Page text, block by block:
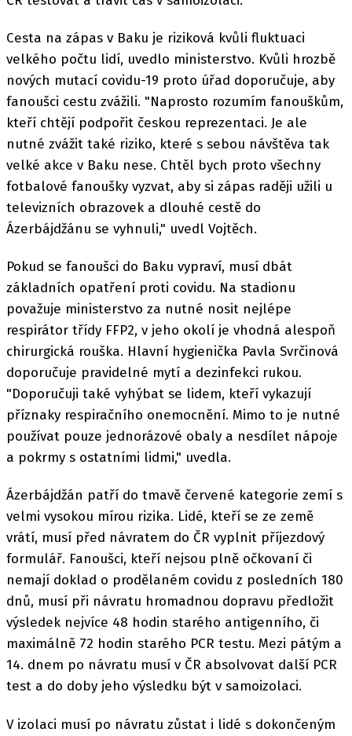
Cesta na zápas v Baku je riziková kvůli fluktuaci
velkého počtu lidí, uvedlo ministerstvo. Kvůli hrozbě
nových mutací covidu-19 proto úřad doporučuje, aby
fanoušci cestu zvážili. "Naprosto rozumím fanouškům,
kteří chtějí podpořit českou reprezentaci. Je ale
nutné zvážit také riziko, které s sebou návštěva tak
velké akce v Baku nese. Chtěl bych proto všechny
fotbalové fanoušky vyzvat, aby si zápas raději užili u
televizních obrazovek a dlouhé cestě do
Ázerbájdžánu se vyhnuli," uvedl Vojtěch.
Pokud se fanoušci do Baku vypraví, musí dbát
základních opatření proti covidu. Na stadionu
považuje ministerstvo za nutné nosit nejlépe
respirátor třídy FFP2, v jeho okolí je vhodná alespoň
chirurgická rouška. Hlavní hygienička Pavla Svrčinová
doporučuje pravidelné mytí a dezinfekci rukou.
"Doporučuji také vyhýbat se lidem, kteří vykazují
příznaky respiračního onemocnění. Mimo to je nutné
používat pouze jednorázové obaly a nesdílet nápoje
a pokrmy s ostatními lidmi," uvedla.
Ázerbájdžán patří do tmavě červené kategorie zemí s
velmi vysokou mírou rizika. Lidé, kteří se ze země
vrátí, musí před návratem do ČR vyplnit příjezdový
formulář. Fanoušci, kteří nejsou plně očkovaní či
nemají doklad o prodělaném covidu z posledních 180
dnů, musí při návratu hromadnou dopravu předložit
výsledek nejvíce 48 hodin starého antigenního, či
maximálně 72 hodin starého PCR testu. Mezi pátým a
14. dnem po návratu musí v ČR absolvovat další PCR
test a do doby jeho výsledku být v samoizolaci.
V izolaci musí po návratu zůstat i lidé s dokončeným